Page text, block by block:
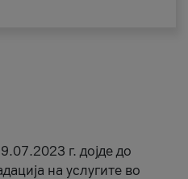
г. дојде до
на услугите во